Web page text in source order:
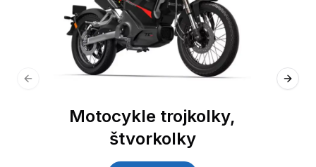
Motocykle trojkolky,
štvorkolky
Previous slide Next